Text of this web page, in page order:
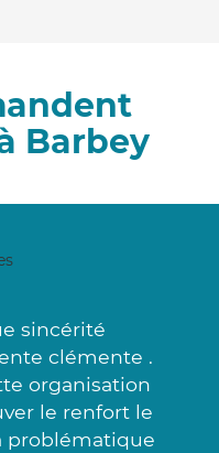
Barbey
sincérité
clémente .
organisation
le renfort le
problématique